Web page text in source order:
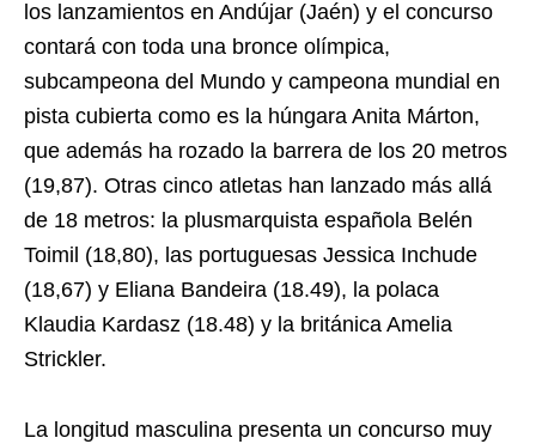
los lanzamientos en Andújar (Jaén) y el concurso
contará con toda una bronce olímpica,
subcampeona del Mundo y campeona mundial en
pista cubierta como es la húngara Anita Márton,
que además ha rozado la barrera de los 20 metros
(19,87). Otras cinco atletas han lanzado más allá
de 18 metros: la plusmarquista española Belén
Toimil (18,80), las portuguesas Jessica Inchude
(18,67) y Eliana Bandeira (18.49), la polaca
Klaudia Kardasz (18.48) y la británica Amelia
Strickler.
La longitud masculina presenta un concurso muy